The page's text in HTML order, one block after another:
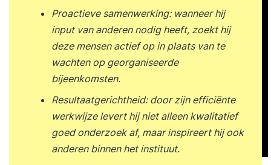
Proactieve samenwerking: wanneer hij
input van anderen nodig heeft, zoekt hij
deze mensen actief op in plaats van te
wachten op georganiseerde
bijeenkomsten.
Resultaatgerichtheid: door zijn efficiënte
werkwijze levert hij niet alleen kwalitatief
goed onderzoek af, maar inspireert hij ook
anderen binnen het instituut.